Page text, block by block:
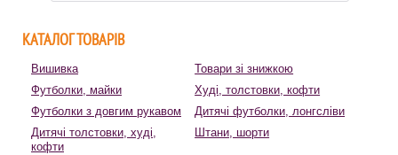
КАТАЛОГ ТОВАРІВ
Вишивка
Товари зі знижкою
Футболки, майки
Худі, толстовки, кофти
Футболки з довгим рукавом
Дитячі футболки, лонгсліви
Дитячі толстовки, худі,
кофти
Штани, шорти